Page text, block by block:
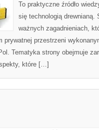
To praktyczne źródło
się technologią drewnianą.
ważnych zagadnieniach,
prywatnej przestrzeni
Tematyka strony obejmuje
które […]